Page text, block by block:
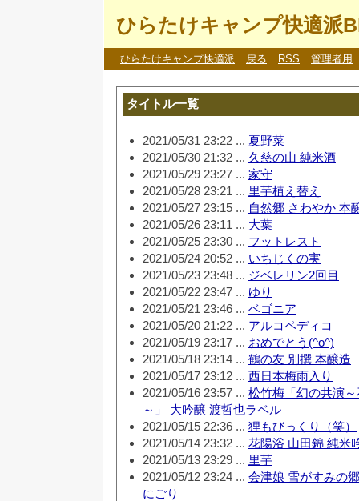
ひらたけキャンプ快適派
ひらたけキャンプ快適派 戻る RSS 管理者用
タイトル一覧
2021/05/31 23:22 ... 夏野菜
2021/05/30 21:32 ... 久慈の山 純米酒
2021/05/29 23:27 ... 家守
2021/05/28 23:21 ... 里芋植え替え
2021/05/27 23:15 ... 自然郷 さわやか 本
2021/05/26 23:11 ... 大葉
2021/05/25 23:30 ... フットレスト
2021/05/24 20:52 ... いちじくの実
2021/05/23 23:48 ... ジベレリン2回目
2021/05/22 23:47 ... ゆり
2021/05/21 23:46 ... ベゴニア
2021/05/20 21:22 ... アルコペディコ
2021/05/19 23:17 ... おめでとう(^o^)
2021/05/18 23:14 ... 鶴の友 別撰 本醸造
2021/05/17 23:12 ... 西日本梅雨入り
2021/05/16 23:57 ... 松竹梅「幻の共演
～」 大吟醸 渡哲也ラベル
2021/05/15 22:36 ... 狸もびっくり（笑）
2021/05/14 23:32 ... 花陽浴 山田錦 純米
2021/05/13 23:29 ... 里芋
2021/05/12 23:24 ... 会津娘 雪がすみの
にごり